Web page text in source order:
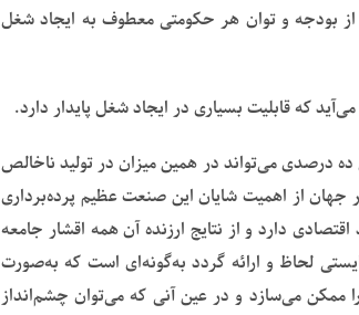
بودجه و توان هر حکومتی معطوف به ایجاد شغل
که قابلیت بسیاری در ایجاد شغل پایدار دارد.
درصدی می‌تواند در همین میزان در تولید ناخالص
از اهمیت شایان این صنعت عظیم پرده‌برداری
دارد و از نتایج ارزنده آن همه اقشار جامعه
لحاظ و ارائه گردد به‌گونه‌ای است که به‌صورت
ممکن می‌سازد و در عین آنی که می‌توان چشم‌انداز